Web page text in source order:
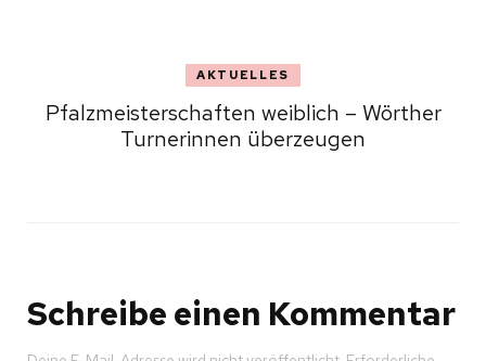
AKTUELLES
Pfalzmeisterschaften weiblich – Wörther
Turnerinnen überzeugen
Schreibe einen Kommentar